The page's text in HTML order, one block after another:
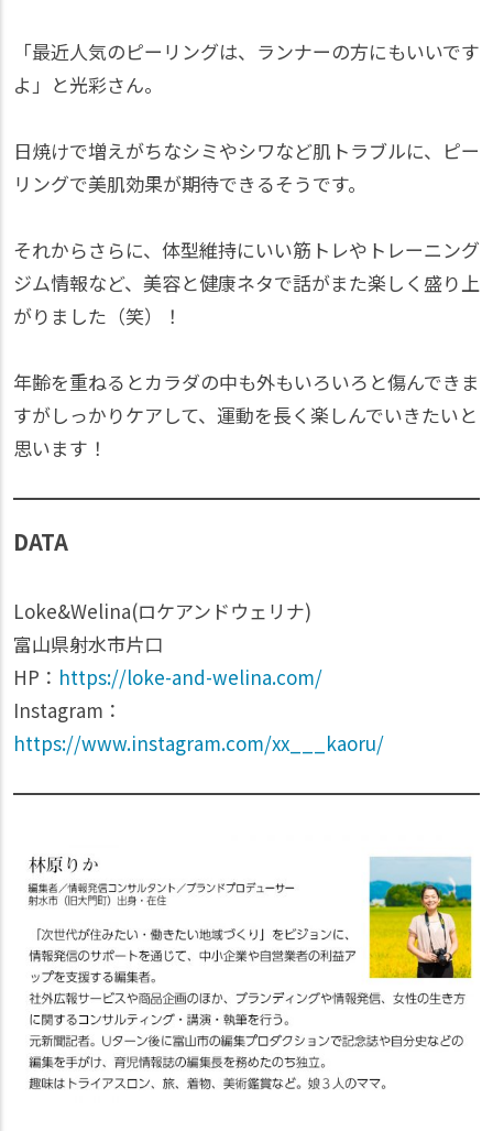
「最近人気のピーリングは、ランナーの方にもいいです
よ」と光彩さん。
日焼けで増えがちなシミやシワなど肌トラブルに、ピー
リングで美肌効果が期待できるそうです。
それからさらに、体型維持にいい筋トレやトレーニング
ジム情報など、美容と健康ネタで話がまた楽しく盛り上
がりました（笑）！
年齢を重ねるとカラダの中も外もいろいろと傷んできま
すがしっかりケアして、運動を長く楽しんでいきたいと
思います！
DATA
Loke&Welina(ロケアンドウェリナ)
富山県射水市片口
HP： https://loke-and-welina.com/
Instagram：
https://www.instagram.com/xx___kaoru/